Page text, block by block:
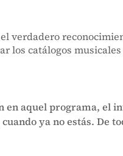
verdadero
los catálogos
aquel programa, el
ya no estás. De